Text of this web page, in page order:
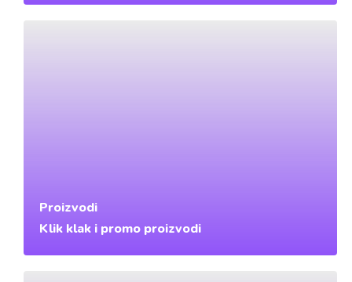
Proizvodi
Klik klak i promo proizvodi